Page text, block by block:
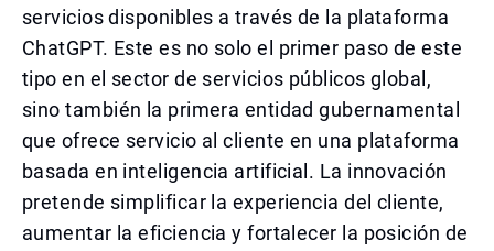
servicios disponibles a través de la plataforma
ChatGPT. Este es no solo el primer paso de este
tipo en el sector de servicios públicos global,
sino también la primera entidad gubernamental
que ofrece servicio al cliente en una plataforma
basada en inteligencia artificial. La innovación
pretende simplificar la experiencia del cliente,
aumentar la eficiencia y fortalecer la posición de